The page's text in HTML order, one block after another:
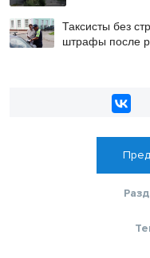
Таксисты без
штрафы после